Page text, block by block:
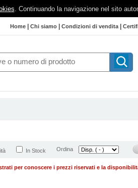
. Continuando la navigazione nel sito
Home Chi siamo Condizioni di vendita|
In Stock Ordina
per conoscere i prezzi riservati e la